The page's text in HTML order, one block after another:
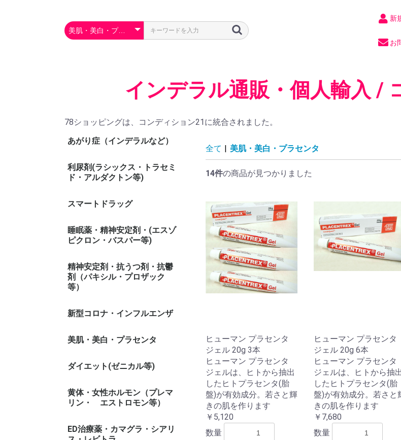
新
お
インデラル通販・個人輸入 /
78ショッピングは、コンディション21に統合されました。
あがり症（インデラルなど）
利尿剤(ラシックス・トラセミ
ド・アルダクトン等)
スマートドラッグ
睡眠薬・精神安定剤・(エスゾ
ピクロン・バスパー等)
精神安定剤・抗うつ剤・抗鬱
剤（パキシル・プロザック
等）
新型コロナ・インフルエンザ
美肌・美白・プラセンタ
ダイエット(ゼニカル等)
ゼニカル系
黄体・女性ホルモン（プレマ
リン・ エストロモン等）
ED治療薬・カマグラ・シアリ
全て 美肌・美白・プラセンタ
14件の商品が見つかりました
ヒューマン プラセンタ
ジェル 20g 3本
ヒューマン プラセンタ
ジェルは、ヒトから抽出
したヒトプラセンタ(胎
盤)が有効成分。若さと輝
きの肌を作ります
￥5,120
数量
ヒューマン プラセンタ
ジェル 20g 6本
ヒューマン プラセンタ
ジェルは、ヒトから抽
したヒトプラセンタ(胎
盤)が有効成分。若さと
きの肌を作ります
￥7,680
数量